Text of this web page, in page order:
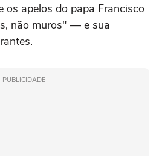
os apelos do papa Francisco
não muros" — e sua
PUBLICIDADE